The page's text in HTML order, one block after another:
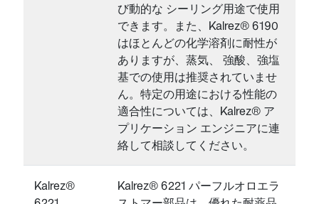
び動的な シーリング用途で使用
できます。また、Kalrez® 6190
はほとんどの化学溶剤に耐性が
ありますが、蒸気、 強酸、強塩
基での使用は推奨されていませ
ん。特定の用途における性能の
適合性については、Kalrez® ア
プリケーション エンジニアに連
絡して相談してください。
Kalrez®
Kalrez® 6221 パーフルオロエラ